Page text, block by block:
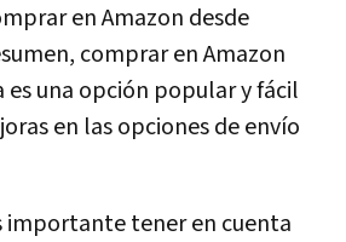
en Amazon desde
comprar en Amazon
es una opción popular y fácil
en las opciones de envío
importante tener en cuenta